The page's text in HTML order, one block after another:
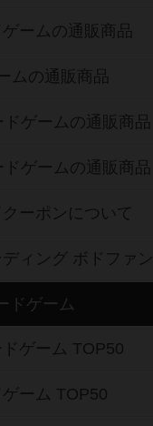
ームの通販商品
ムの通販商品
ゲームの通販商品
ゲームの通販商品
ーポンについて
ィング ボドファン
ドゲーム
ゲーム TOP50
ーム TOP50